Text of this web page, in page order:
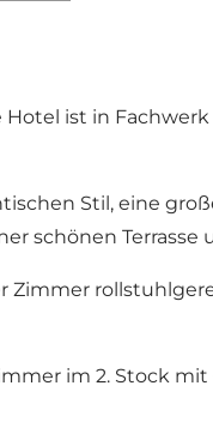
ist in
Stil, eine
schönen
Zimmer
im 2. Stock